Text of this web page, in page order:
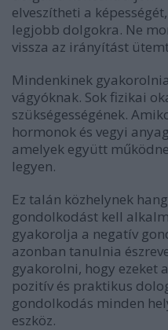
elveszítheti a
legjobb dolgokra. Ne
vissza az irányítást
Mindenkinek
vágyóknak. Sok fizikai
szükségességének.
hormonok és vegyi
amelyek együtt
legyen.
Ez talán közhelynek
gondolkodást kell
gyakorolja a negatív
azonban tanulnia
gyakorolni, hogy ezeket
pozitív és praktikus
gondolkodás minden
eszköz.